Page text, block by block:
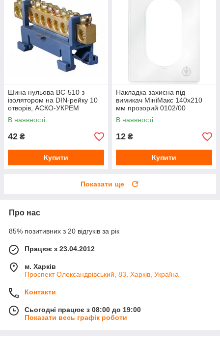
Шина нульова BC-510 з
ізолятором на DIN-рейку 10
отворів, АСКО-УКРЕМ
В наявності
42 ₴
Купити
Накладка захисна під
вимикач МініМакс 140х210
мм прозорий 0102/00
В наявності
12 ₴
Купити
Показати ще
Про нас
85% позитивних з 20 відгуків за рік
Працює з 23.04.2012
м. Харків
Проспект Олександрівський, 83, Харків, Україна
Контакти
Сьогодні працює з 08:00 до 19:00
Показати весь графік роботи